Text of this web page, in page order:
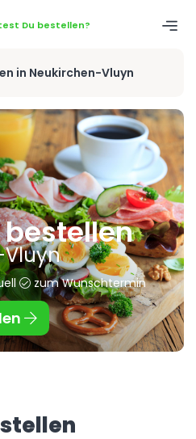
Du bestellen?
in Neukirchen-Vluyn
zum Wunschtermin